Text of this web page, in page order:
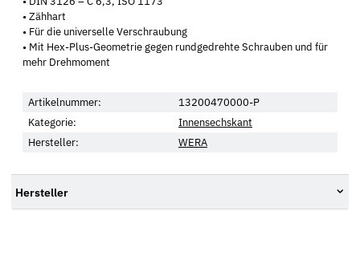
• Zähhart
• Für die universelle Verschraubung
• Mit Hex-Plus-Geometrie gegen rundgedrehte Schrauben und für
mehr Drehmoment
Artikelnummer:
13200470000-P
Kategorie:
Innensechskant
Hersteller:
WERA
Hersteller